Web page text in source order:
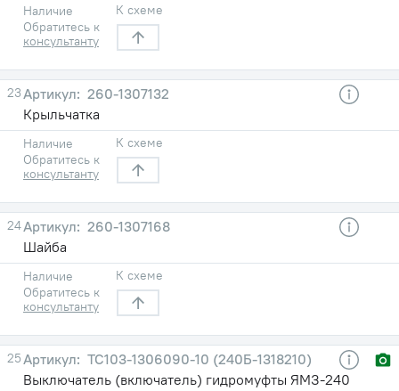
Наличие
Обратитесь к
консультанту
К схеме
23
260-1307132
Крыльчатка
Наличие
Обратитесь к
консультанту
К схеме
24
260-1307168
Шайба
Наличие
Обратитесь к
консультанту
К схеме
25
ТС103-1306090-10 (240Б-1318210)
Выключатель (включатель) гидромуфты ЯМЗ-240